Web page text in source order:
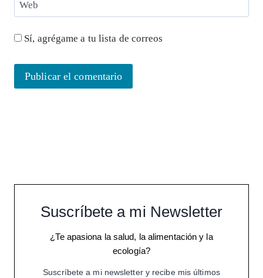
Web
Sí, agrégame a tu lista de correos
Suscríbete a mi Newsletter
¿Te apasiona la salud, la alimentación y la
ecología?
Suscríbete a mi newsletter y recibe mis últimos